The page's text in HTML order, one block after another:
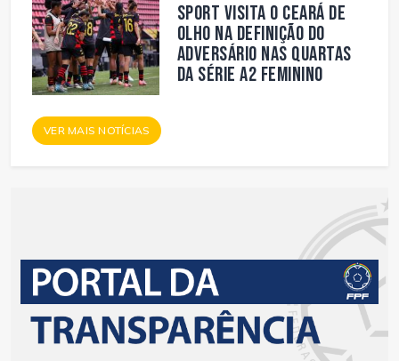
Sport visita o Ceará de
olho na definição do
adversário nas quartas
da Série A2 Feminino
VER MAIS NOTÍCIAS